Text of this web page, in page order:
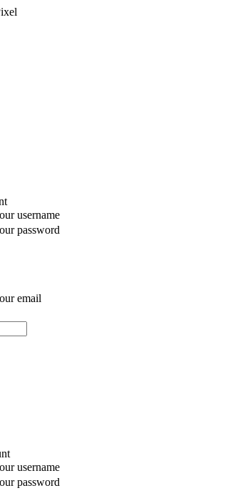
username
password
email
username
password